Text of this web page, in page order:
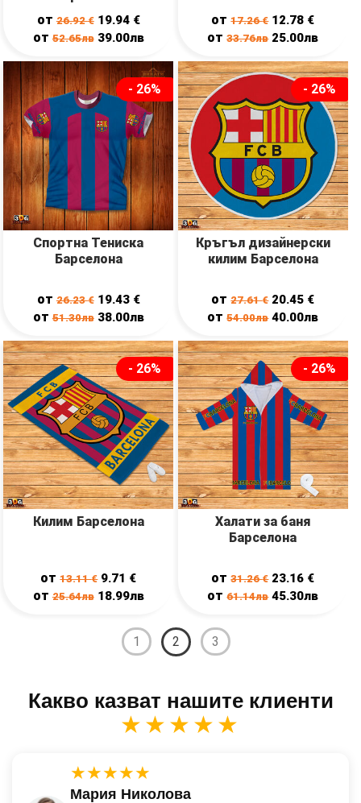
от26.92€ 19.94 €
от52.65лв 39.00лв
от17.26€ 12.78 €
от33.76лв 25.00лв
- 26%
Спортна Тениска
Барселона
от26.23€ 19.43 €
от51.30лв 38.00лв
- 26%
Кръгъл дизайнерски
килим Барселона
от27.61€ 20.45 €
от54.00лв 40.00лв
- 26%
Килим Барселона
от13.11€ 9.71 €
от25.64лв 18.99лв
- 26%
Халати за баня
Барселона
от31.26€ 23.16 €
от61.14лв 45.30лв
1 2 3
Какво казват нашите клиенти
★★★★★
★★★★★
Мария Николова